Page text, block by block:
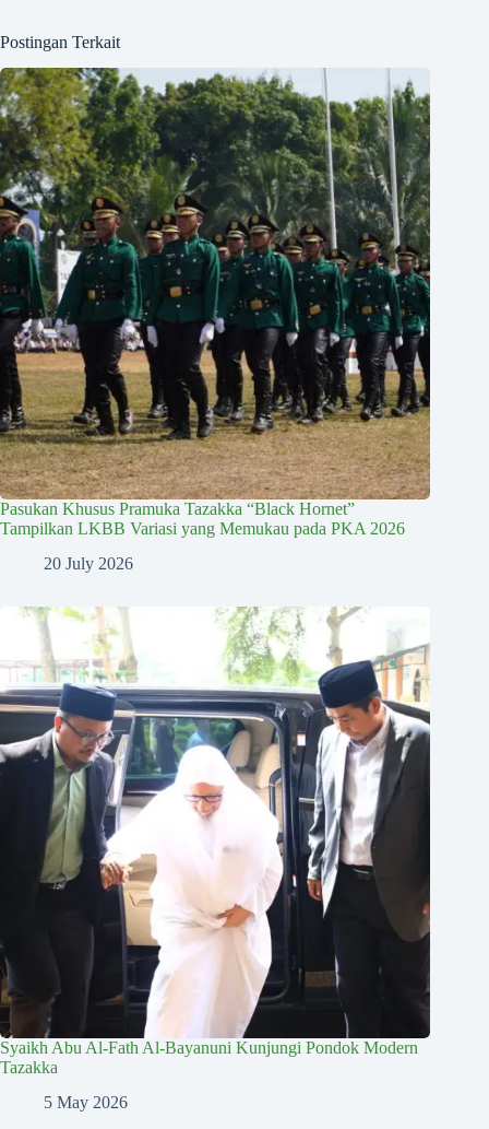
Postingan Terkait
Pasukan Khusus Pramuka Tazakka “Black Hornet”
Tampilkan LKBB Variasi yang Memukau pada PKA 2026
20 July 2026
Syaikh Abu Al-Fath Al-Bayanuni Kunjungi Pondok Modern
Tazakka
5 May 2026